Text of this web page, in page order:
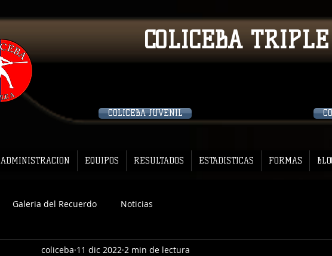
COLICEBA
COLICEBA JUVENIL
ADMINISTRACION EQUIPOS RESULTADOS ESTADISTICAS FORMAS
Galeria del Recuerdo Noticias
coliceba 11 dic 2022 2 min de lectura